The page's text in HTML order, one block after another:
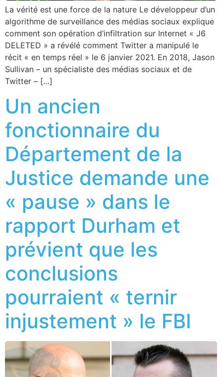
La vérité est une force de la nature Le développeur d’un
algorithme de surveillance des médias sociaux explique
comment son opération d’infiltration sur Internet « J6
DELETED » a révélé comment Twitter a manipulé le
récit « en temps réel » le 6 janvier 2021. En 2018, Jason
Sullivan – un spécialiste des médias sociaux et de
Twitter – […]
Un ancien
fonctionnaire du
Département de la
Justice demande une
« pause » dans le
rapport Durham et
prévient que les
conclusions
pourraient « ternir
injustement » le FBI